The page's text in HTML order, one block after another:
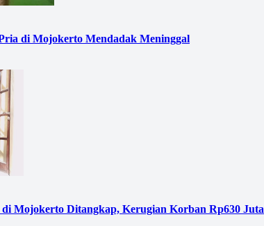
di Mojokerto Mendadak Meninggal
Mojokerto Ditangkap, Kerugian Korban Rp630 Juta